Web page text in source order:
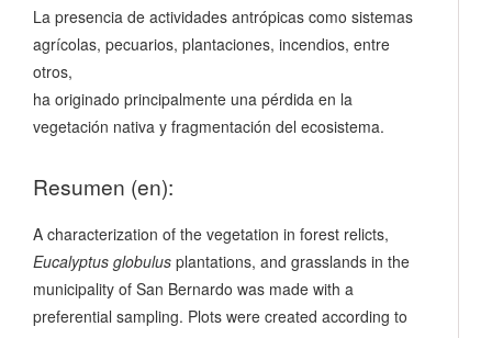
La presencia de actividades antrópicas como sistemas
agrícolas, pecuarios, plantaciones, incendios, entre
otros,
ha originado principalmente una pérdida en la
vegetación nativa y fragmentación del ecosistema.
Resumen (en):
A characterization of the vegetation in forest relicts,
Eucalyptus globulus plantations, and grasslands in the
municipality of San Bernardo was made with a
preferential sampling. Plots were created according to